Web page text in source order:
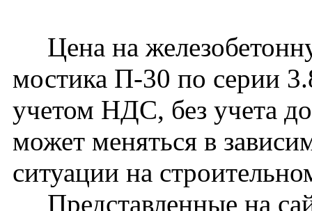
Цена на
мостика П-30 по серии
учетом НДС, без учета
может меняться в
ситуации на
Представленные на